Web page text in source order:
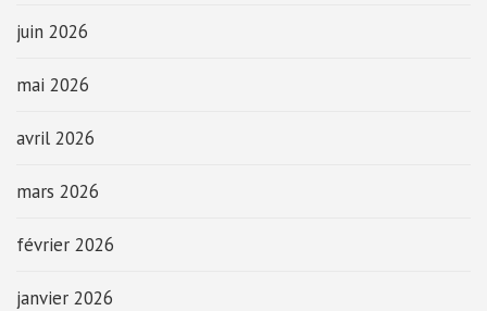
juin 2026
mai 2026
avril 2026
mars 2026
février 2026
janvier 2026